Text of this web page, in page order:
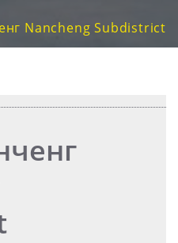
Nancheng Subdistrict